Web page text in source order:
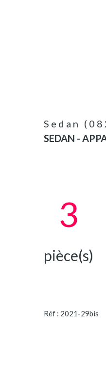
Sedan
SEDAN -
3
pièce(s)
Réf : 2021-29bis